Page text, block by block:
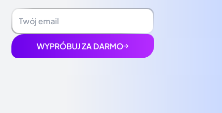
WYPRÓBUJ ZA DARMO